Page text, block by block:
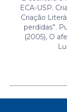
ECA-USP.
Criação
perdidas”.
(2005), O